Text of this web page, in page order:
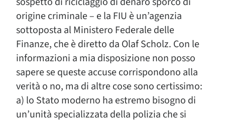
origine criminale – e la FIU è un’agenzia
sottoposta al Ministero Federale delle
Finanze, che è diretto da Olaf Scholz. Con le
informazioni a mia disposizione non posso
sapere se queste accuse corrispondono alla
verità o no, ma di altre cose sono certissimo:
a) lo Stato moderno ha estremo bisogno di
un’unità specializzata della polizia che si